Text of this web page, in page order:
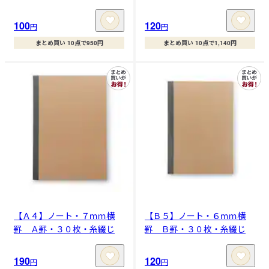
100円
まとめ買い 10点で950円
120円
まとめ買い 10点で1,140円
【Ａ４】ノート・７ｍｍ横
罫 Ａ罫・３０枚・糸綴じ
190円
【Ｂ５】ノート・６ｍｍ横
罫 Ｂ罫・３０枚・糸綴じ
120円